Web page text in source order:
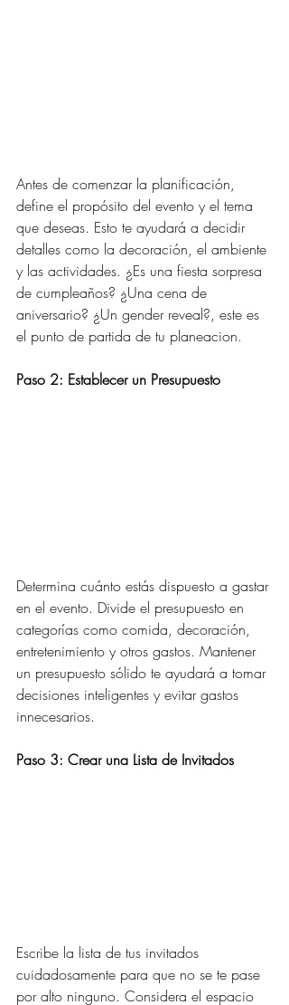
Antes de comenzar la planificación,
define el propósito del evento y el tema
que deseas. Esto te ayudará a decidir
detalles como la decoración, el ambiente
y las actividades. ¿Es una fiesta sorpresa
de cumpleaños? ¿Una cena de
aniversario? ¿Un gender reveal?, este es
el punto de partida de tu planeacion.
Paso 2: Establecer un Presupuesto
Determina cuánto estás dispuesto a gastar
en el evento. Divide el presupuesto en
categorías como comida, decoración,
entretenimiento y otros gastos. Mantener
un presupuesto sólido te ayudará a tomar
decisiones inteligentes y evitar gastos
innecesarios.
Paso 3: Crear una Lista de Invitados
Escribe la lista de tus invitados
cuidadosamente para que no se te pase
por alto ninguno. Considera el espacio